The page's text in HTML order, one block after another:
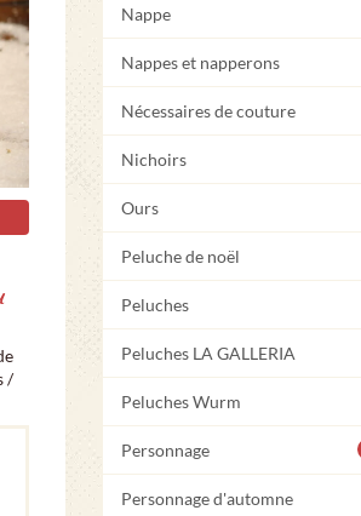
/
Nappe
Nappes et napperons
Nécessaires de couture
Nichoirs
Ours
Peluche de noël
Peluches
Peluches LA GALLERIA
Peluches Wurm
Personnage
Personnage d'automne